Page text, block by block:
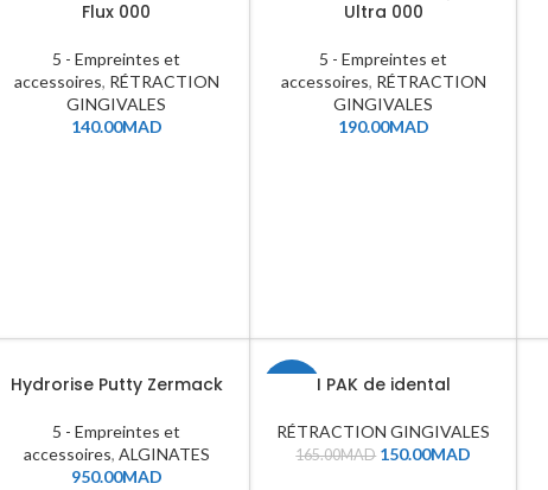
Flux 000
5 - Empreintes et
accessoires, RÉTRACTION
GINGIVALES
140.00MAD
Ultra 000
5 - Empreintes et
accessoires, RÉTRACTION
GINGIVALES
190.00MAD
Hydrorise Putty Zermack
5 - Empreintes et
accessoires, ALGINATES
950.00MAD
I PAK de idental
RÉTRACTION GINGIVALES
165.00MAD 150.00MAD